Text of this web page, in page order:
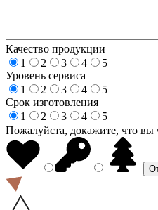
Качество продукции
1
2 3 4
5
Уровень сервиса
1
2 3 4
5
Срок изготовления
1
2 3 4
5
Пожалуйста, докажите, что вы